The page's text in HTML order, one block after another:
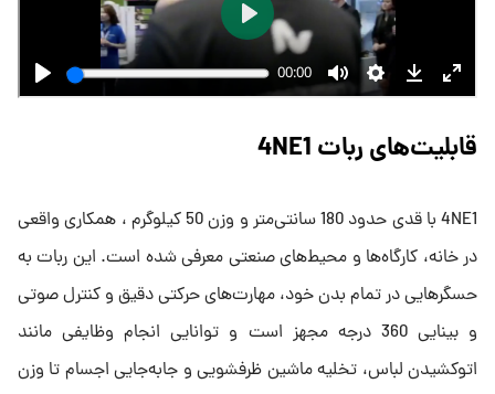
قابلیت‌های ربات 4NE1
4NE1 با قدی حدود 180 سانتی‌متر و وزن 50 کیلوگرم ، همکاری واقعی
در خانه، کارگاه‌ها و محیط‌های صنعتی معرفی شده است. این ربات به
حسگرهایی در تمام بدن خود، مهارت‌های حرکتی دقیق و کنترل صوتی
و بینایی 360 درجه مجهز است و توانایی انجام وظایفی مانند
اتوکشیدن لباس، تخلیه ماشین ظرفشویی و جابه‌جایی اجسام تا وزن